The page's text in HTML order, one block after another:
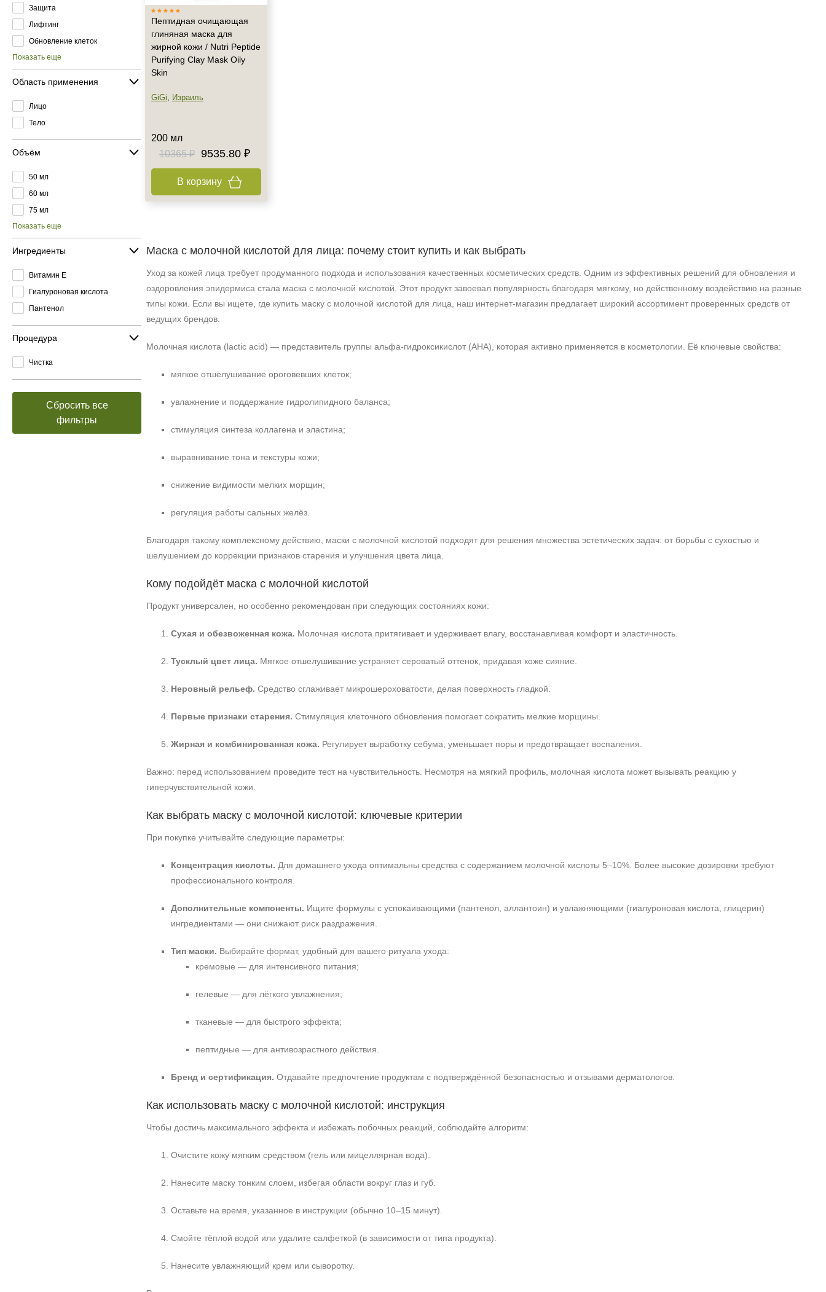
Защита
Лифтинг
Обновление клеток
Показать еще
Область применения
Лицо
Тело
Объём
50 мл
60 мл
75 мл
Показать еще
Ингредиенты
Витамин E
Гиалуроновая кислота
Пантенол
Процедура
Чистка
Сбросить все
фильтры
Пептидная очищающая
глиняная маска для
жирной кожи / Nutri Peptide
Purifying Clay Mask Oily
Skin
GiGi, Израиль
200 мл
10365 ₽ 9535.80 ₽
В корзину
Маска с молочной кислотой для лица: почему стоит купить и как выбрать
Уход за кожей лица требует продуманного подхода и использования качественных косметических средств. Одним из эффективных решений для обновления и
оздоровления эпидермиса стала маска с молочной кислотой. Этот продукт завоевал популярность благодаря мягкому, но действенному воздействию на разные
типы кожи. Если вы ищете, где купить маску с молочной кислотой для лица, наш интернет‑магазин предлагает широкий ассортимент проверенных средств от
ведущих брендов.
Молочная кислота (lactic acid) — представитель группы альфа‑гидроксикислот (AHA), которая активно применяется в косметологии. Её ключевые свойства:
мягкое отшелушивание ороговевших клеток;
увлажнение и поддержание гидролипидного баланса;
стимуляция синтеза коллагена и эластина;
выравнивание тона и текстуры кожи;
снижение видимости мелких морщин;
регуляция работы сальных желёз.
Благодаря такому комплексному действию, маски с молочной кислотой подходят для решения множества эстетических задач: от борьбы с сухостью и
шелушением до коррекции признаков старения и улучшения цвета лица.
Кому подойдёт маска с молочной кислотой
Продукт универсален, но особенно рекомендован при следующих состояниях кожи:
Сухая и обезвоженная кожа. Молочная кислота притягивает и удерживает влагу, восстанавливая комфорт и эластичность.
Тусклый цвет лица. Мягкое отшелушивание устраняет сероватый оттенок, придавая коже сияние.
Неровный рельеф. Средство сглаживает микрошероховатости, делая поверхность гладкой.
Первые признаки старения. Стимуляция клеточного обновления помогает сократить мелкие морщины.
Жирная и комбинированная кожа. Регулирует выработку себума, уменьшает поры и предотвращает воспаления.
Важно: перед использованием проведите тест на чувствительность. Несмотря на мягкий профиль, молочная кислота может вызывать реакцию у
гиперчувствительной кожи.
Как выбрать маску с молочной кислотой: ключевые критерии
При покупке учитывайте следующие параметры:
Концентрация кислоты. Для домашнего ухода оптимальны средства с содержанием молочной кислоты 5–10%. Более высокие дозировки требуют
профессионального контроля.
Дополнительные компоненты. Ищите формулы с успокаивающими (пантенол, аллантоин) и увлажняющими (гиалуроновая кислота, глицерин)
ингредиентами — они снижают риск раздражения.
Тип маски. Выбирайте формат, удобный для вашего ритуала ухода:
кремовые — для интенсивного питания;
гелевые — для лёгкого увлажнения;
тканевые — для быстрого эффекта;
пептидные — для антивозрастного действия.
Бренд и сертификация. Отдавайте предпочтение продуктам с подтверждённой безопасностью и отзывами дерматологов.
Как использовать маску с молочной кислотой: инструкция
Чтобы достичь максимального эффекта и избежать побочных реакций, соблюдайте алгоритм:
Очистите кожу мягким средством (гель или мицеллярная вода).
Нанесите маску тонким слоем, избегая области вокруг глаз и губ.
Оставьте на время, указанное в инструкции (обычно 10–15 минут).
Смойте тёплой водой или удалите салфеткой (в зависимости от типа продукта).
Нанесите увлажняющий крем или сыворотку.